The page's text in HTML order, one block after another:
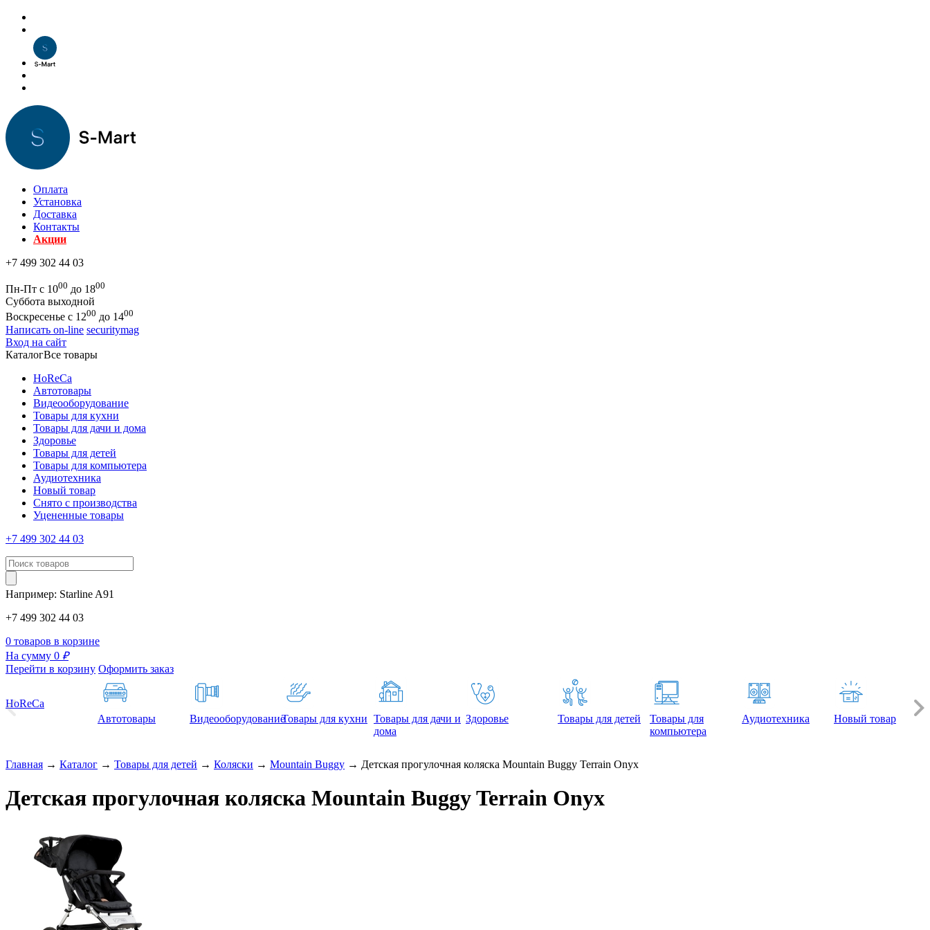
Оплата
Установка
Доставка
Контакты
Акции
+7 499 302 44 03
Пн-Пт с 1000 до 1800
Суббота выходной
Воскресенье с 1200 до 1400
Написать on-line securitymag
Вход на сайт
КаталогВсе товары
HoReCa
Автотовары
Видеооборудование
Товары для кухни
Товары для дачи и дома
Здоровье
Товары для детей
Товары для компьютера
Аудиотехника
Новый товар
Снято с производства
Уцененные товары
+7 499 302 44 03
Например: Starline A91
+7 499 302 44 03
0 товаров в корзине
На сумму 0 ₽
Перейти в корзину Оформить заказ
HoReCa
Автотовары
ВидеооборудованиеТовары для кухни Товары для дачи и
дома
Здоровье Товары для детей
Товары для
компьютера
Аудиотехника Новый товар
Главная → Каталог → Товары для детей → Коляски → Mountain Buggy → Детская прогулочная коляска Mountain Buggy Terrain Onyx
Детская прогулочная коляска Mountain Buggy Terrain Onyx